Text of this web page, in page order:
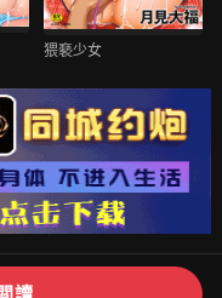
猥褻少女